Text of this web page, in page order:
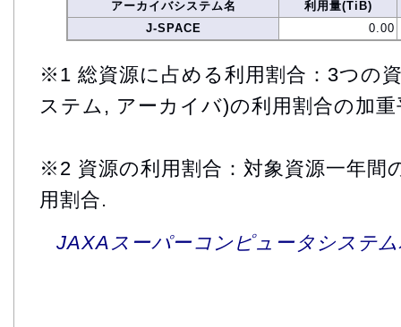
アーカイバシステム名
利用量(TiB)
J-SPACE
0.00
※1 総資源に占める利用割合：3つの
ステム, アーカイバ)の利用割合の加重
※2 資源の利用割合：対象資源一年間
用割合.
JAXAスーパーコンピュータシステ